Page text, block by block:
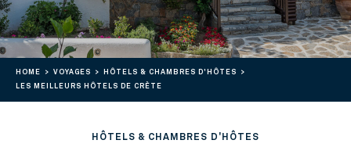
HOME VOYAGES
HÔTELS & CHAMBRES D'HÔTES
LES MEILLEURS HÔTELS DE CRÈTE
HÔTELS & CHAMBRES D'HÔTES